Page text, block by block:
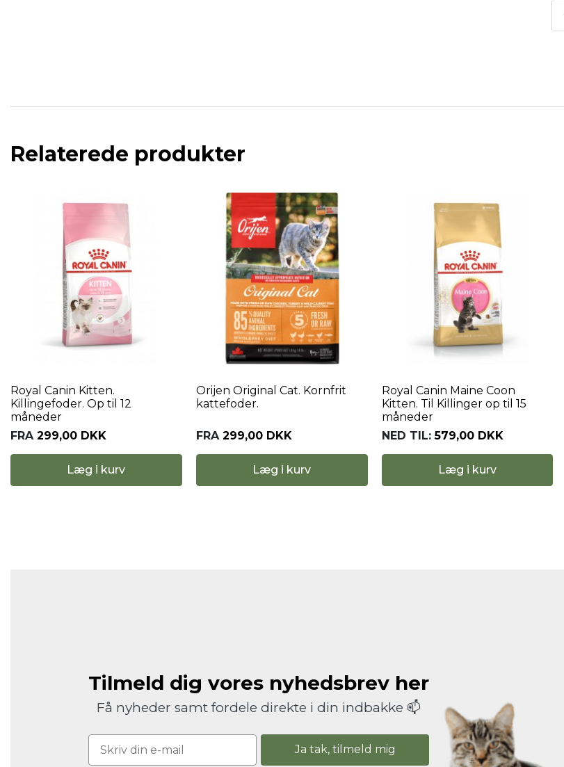
Relaterede produkter
Royal Canin Kitten.
Killingefoder. Op til 12
måneder
FRA 299,00 DKK
Læg i kurv
Orijen Original Cat. Kornfrit
kattefoder.
FRA 299,00 DKK
Læg i kurv
Royal Canin Maine Coon
Kitten. Til Killinger op til 15
måneder
NED TIL: 579,00 DKK
Læg i kurv
Tilmeld dig vores nyhedsbrev her
Få nyheder samt fordele direkte i din indbakke 📫
Ja tak, tilmeld mig